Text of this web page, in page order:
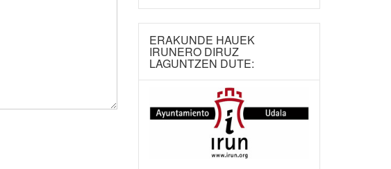
ERAKUNDE HAUEK
IRUNERO DIRUZ
LAGUNTZEN DUTE: